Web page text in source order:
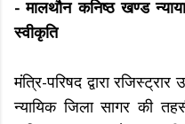
- मालथौन कनिष्ठ खण्ड
स्वीकृति
मंत्रि-परिषद द्वारा
न्यायिक जिला सागर की